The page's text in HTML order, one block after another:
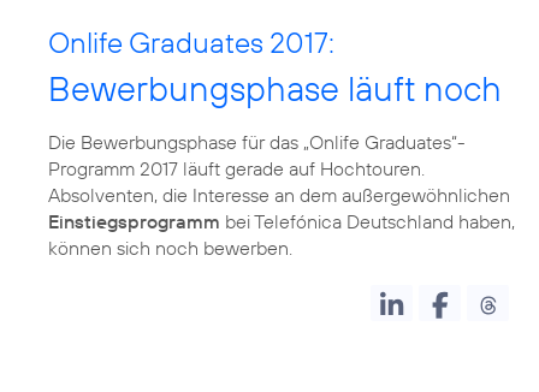
Onlife Graduates 2017:
Bewerbungsphase läuft noch
Die Bewerbungsphase für das „Onlife Graduates“-
Programm 2017 läuft gerade auf Hochtouren.
Absolventen, die Interesse an dem außergewöhnlichen
Einstiegsprogramm bei Telefónica Deutschland haben,
können sich noch bewerben.